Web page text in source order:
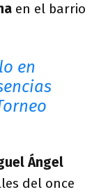
en el barrio
en
Ángel
del once